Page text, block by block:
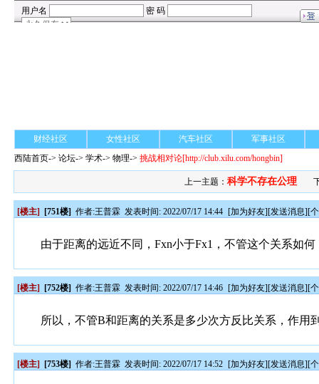
财经社区 女性社区 汽车社区
军事社区
西陆首页->论坛->学术-> 物理->挑战相对论[http://club.xilu.com/hongbin]
上一主题： 科学不存在公理
[楼主] [751楼] 作者:王普霖 发表时间: 2022/07/17 14:44 [加为好友][发送消息][
由于距离的远近不同，Fxn小于Fx1，不管这个关系如
[楼主] [752楼] 作者:王普霖 发表时间: 2022/07/17 14:46 [加为好友][发送消息][
所以，不管B和距离的关系是多少次方反比关系，作用
[楼主] [753楼] 作者:王普霖 发表时间: 2022/07/17 14:52 [加为好友][发送消息][